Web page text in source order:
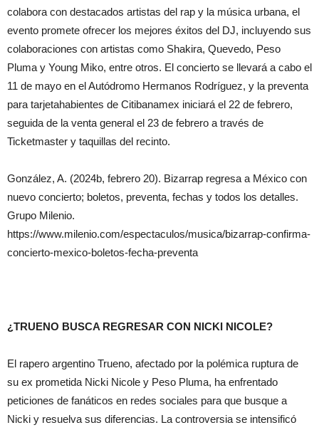
colabora con destacados artistas del rap y la música urbana, el
evento promete ofrecer los mejores éxitos del DJ, incluyendo sus
colaboraciones con artistas como Shakira, Quevedo, Peso
Pluma y Young Miko, entre otros. El concierto se llevará a cabo el
11 de mayo en el Autódromo Hermanos Rodríguez, y la preventa
para tarjetahabientes de Citibanamex iniciará el 22 de febrero,
seguida de la venta general el 23 de febrero a través de
Ticketmaster y taquillas del recinto.
González, A. (2024b, febrero 20). Bizarrap regresa a México con
nuevo concierto; boletos, preventa, fechas y todos los detalles.
Grupo Milenio.
https://www.milenio.com/espectaculos/musica/bizarrap-confirma-
concierto-mexico-boletos-fecha-preventa
¿TRUENO BUSCA REGRESAR CON NICKI NICOLE?
El rapero argentino Trueno, afectado por la polémica ruptura de
su ex prometida Nicki Nicole y Peso Pluma, ha enfrentado
peticiones de fanáticos en redes sociales para que busque a
Nicki y resuelva sus diferencias. La controversia se intensificó